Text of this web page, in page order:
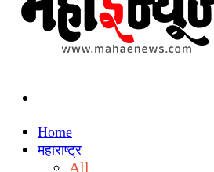
Home
महाराष्ट्र
All